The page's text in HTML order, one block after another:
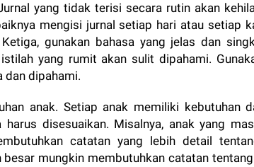
yang tidak terisi secara rutin akan
mengisi jurnal setiap hari atau setiap
gunakan bahasa yang jelas dan
yang rumit akan sulit dipahami.
dan dipahami.
anak. Setiap anak memiliki kebutuhan
disesuaikan. Misalnya, anak yang
catatan yang lebih detail
mungkin membutuhkan catatan